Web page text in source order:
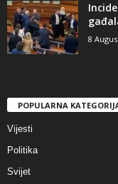
8
POPULARNA
Vijesti
Politika
Svijet